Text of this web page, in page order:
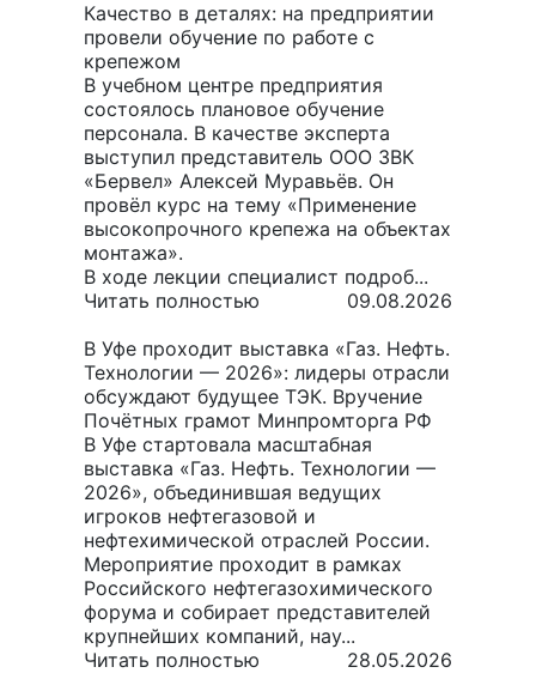
Качество в деталях: на предприятии
провели обучение по работе с
крепежом
В учебном центре предприятия
состоялось плановое обучение
персонала. В качестве эксперта
выступил представитель ООО ЗВК
«Бервел» Алексей Муравьёв. Он
провёл курс на тему «Применение
высокопрочного крепежа на объектах
монтажа».
В ходе лекции специалист подроб...
Читать полностью
09.08.2026
В Уфе проходит выставка «Газ. Нефть.
Технологии — 2026»: лидеры отрасли
обсуждают будущее ТЭК. Вручение
Почётных грамот Минпромторга РФ
В Уфе стартовала масштабная
выставка «Газ. Нефть. Технологии —
2026», объединившая ведущих
игроков нефтегазовой и
нефтехимической отраслей России.
Мероприятие проходит в рамках
Российского нефтегазохимического
форума и собирает представителей
крупнейших компаний, нау...
Читать полностью
28.05.2026